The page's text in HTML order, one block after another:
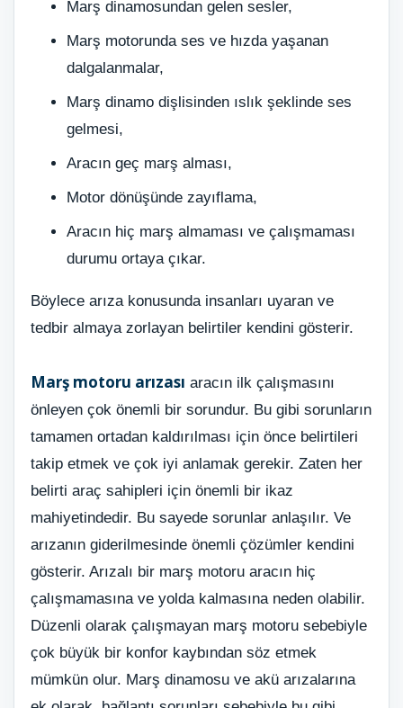
Marş dinamosundan gelen sesler,
Marş motorunda ses ve hızda yaşanan
dalgalanmalar,
Marş dinamo dişlisinden ıslık şeklinde ses
gelmesi,
Aracın geç marş alması,
Motor dönüşünde zayıflama,
Aracın hiç marş almaması ve çalışmaması
durumu ortaya çıkar.
Böylece arıza konusunda insanları uyaran ve
tedbir almaya zorlayan belirtiler kendini gösterir.
Marş motoru arızası aracın ilk çalışmasını
önleyen çok önemli bir sorundur. Bu gibi sorunların
tamamen ortadan kaldırılması için önce belirtileri
takip etmek ve çok iyi anlamak gerekir. Zaten her
belirti araç sahipleri için önemli bir ikaz
mahiyetindedir. Bu sayede sorunlar anlaşılır. Ve
arızanın giderilmesinde önemli çözümler kendini
gösterir. Arızalı bir marş motoru aracın hiç
çalışmamasına ve yolda kalmasına neden olabilir.
Düzenli olarak çalışmayan marş motoru sebebiyle
çok büyük bir konfor kaybından söz etmek
mümkün olur. Marş dinamosu ve akü arızalarına